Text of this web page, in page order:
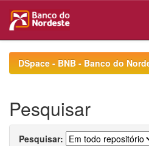
navigationDSpace - BNB - Banco do
Pesquisar
Pesquisar: